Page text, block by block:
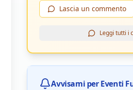
Lascia un commento
Leggi tutti i
Avvisami per Eventi